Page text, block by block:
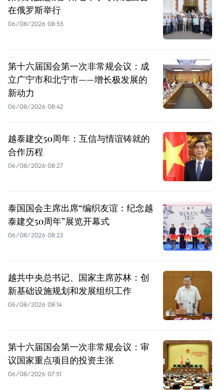
在俄罗斯举行
06/08/2026 08:55
第十六届国会第一次非常规会议：成
立广宁市和北宁市——增长极发展的
新动力
06/08/2026 08:42
越泰建交50周年：互信与情谊铸就的
合作历程
06/08/2026 08:27
泰国国会主席出席“编织友谊：纪念越
泰建交50周年”展览开幕式
06/08/2026 08:23
越共中央总书记、国家主席苏林：创
新基础设施规划和发展组织工作
06/08/2026 08:14
第十六届国会第一次非常规会议：审
议国家重点项目的投资主张
06/08/2026 07:51